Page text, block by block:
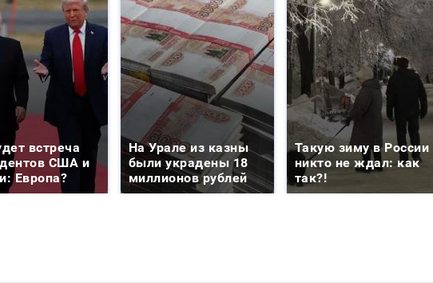
встреча
США и
Европа?
На Урале из казны
были украдены 18
миллионов рублей
Такую зиму в России
никто не ждал: как
так?!